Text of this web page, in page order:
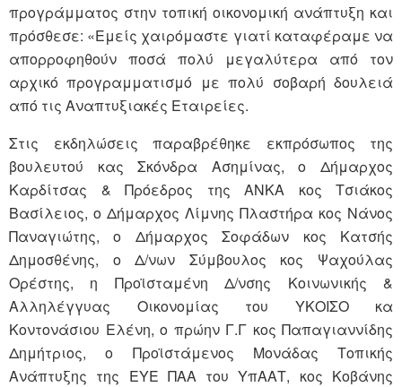
προγράμματος στην τοπική οικονομική ανάπτυξη και
πρόσθεσε: «Εμείς χαιρόμαστε γιατί καταφέραμε να
απορροφηθούν ποσά πολύ μεγαλύτερα από τον
αρχικό προγραμματισμό με πολύ σοβαρή δουλειά
από τις Αναπτυξιακές Εταιρείες.
Στις εκδηλώσεις παραβρέθηκε εκπρόσωπος της
βουλευτού κας Σκόνδρα Ασημίνας, ο Δήμαρχος
Καρδίτσας & Πρόεδρος της ΑΝΚΑ κος Τσιάκος
Βασίλειος, ο Δήμαρχος Λίμνης Πλαστήρα κος Νάνος
Παναγιώτης, ο Δήμαρχος Σοφάδων κος Κατσής
Δημοσθένης, ο Δ/νων Σύμβουλος κος Ψαχούλας
Ορέστης, η Προϊσταμένη Δ/νσης Κοινωνικής &
Αλληλέγγυας Οικονομίας του ΥΚΟΙΣΟ κα
Κοντονάσιου Ελένη, ο πρώην Γ.Γ κος Παπαγιαννίδης
Δημήτριος, ο Προϊστάμενος Μονάδας Τοπικής
Ανάπτυξης της ΕΥΕ ΠΑΑ του ΥπΑΑΤ, κος Κοβάνης